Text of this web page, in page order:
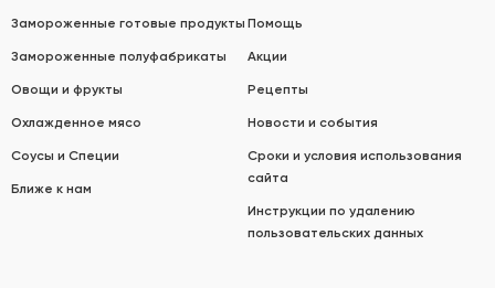
Замороженные готовые продукты
Замороженные полуфабрикаты
Овощи и фрукты
Охлажденное мясо
Соусы и Специи
Ближе к нам
Помощь
Акции
Рецепты
Новости и события
Сроки и условия использования
сайта
Инструкции по удалению
пользовательских данных